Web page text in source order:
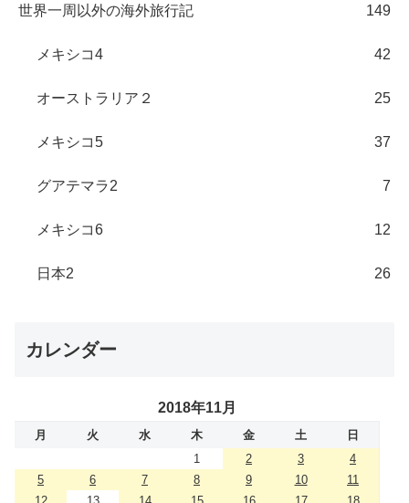
世界一周以外の海外旅行記 149
メキシコ4 42
オーストラリア２ 25
メキシコ5 37
グアテマラ2 7
メキシコ6 12
日本2 26
カレンダー
2018年11月
月 火 水 木 金 土
日
1
2 3
4
5
6 7 8 9 10
11